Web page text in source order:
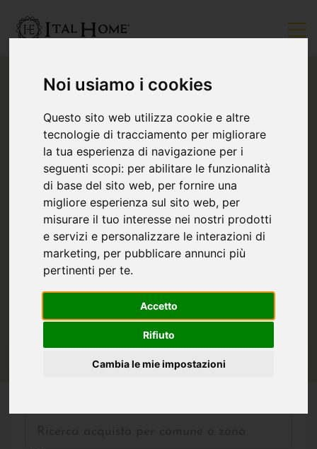
Noi usiamo i cookies
Questo sito web utilizza cookie e altre
tecnologie di tracciamento per migliorare
la tua esperienza di navigazione per i
seguenti scopi: per abilitare le funzionalità
di base del sito web, per fornire una
migliore esperienza sul sito web, per
misurare il tuo interesse nei nostri prodotti
e servizi e personalizzare le interazioni di
marketing, per pubblicare annunci più
pertinenti per te.
Accetto
Rifiuto
Cambia le mie impostazioni